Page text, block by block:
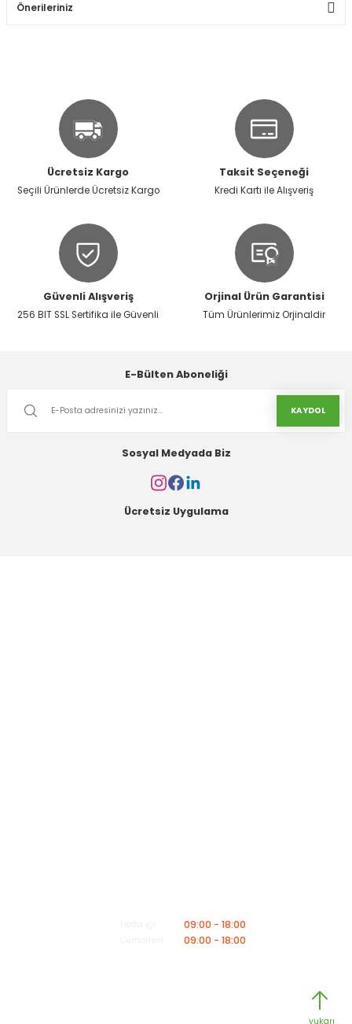
Önerileriniz
Ürün resmi kalitesiz, bozuk veya görüntülenemiyor.
Ürün açıklamasında eksik bilgiler bulunuyor.
Ürün bilgilerinde hatalar bulunuyor.
Ürün fiyatı diğer sitelerden daha pahalı.
Ücretsiz Kargo
Seçili Ürünlerde Ücretsiz Kargo
Taksit Seçeneği
Kredi Kartı ile Alışveriş
Güvenli Alışveriş
256 BIT SSL Sertifika ile Güvenli
Orjinal Ürün Garantisi
Tüm Ürünlerimiz Orjinaldir
E-Bülten Aboneliği
KAYDOL
Sosyal Medyada Biz
Ücretsiz Uygulama
09:00 - 18:00
09:00 - 18:00
- Kredi kartı
yukarı